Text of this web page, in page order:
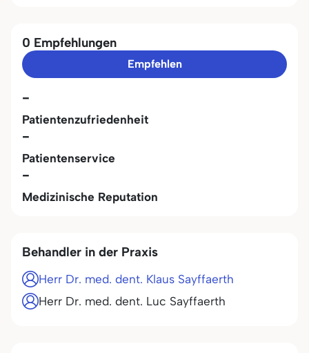
0 Empfehlungen
Empfehlen
-
Patientenzufriedenheit
-
Patientenservice
-
Medizinische Reputation
Behandler in der Praxis
Herr Dr. med. dent. Klaus Sayffaerth
Herr Dr. med. dent. Luc Sayffaerth